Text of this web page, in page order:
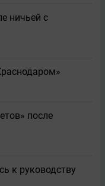
ничьей с
после
к руководству